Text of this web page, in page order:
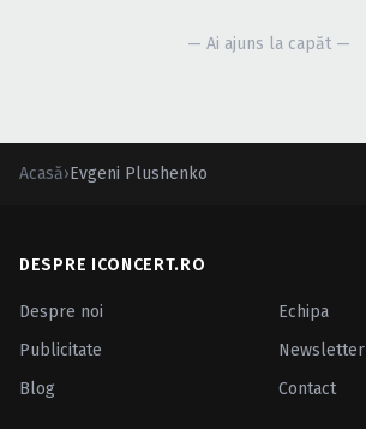
— Ai ajuns la capăt —
Acasă›Evgeni Plushenko
DESPRE ICONCERT.RO
Despre noi
Echipa
Publicitate
Newsletter
Blog
Contact